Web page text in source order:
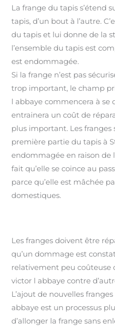
La frange du tapis s’étend
tapis, d’un bout à l’autre.
du tapis et lui donne de la
l’ensemble du tapis est
est endommagée.
Si la frange n’est pas
trop important, le champ
l abbaye commencera à se
entrainera un coût de
plus important. Les
première partie du tapis à
endommagée en raison de
fait qu’elle se coince au
parce qu’elle est mâchée
domestiques.
Les franges doivent être
qu’un dommage est
relativement peu coûteuse
victor l abbaye contre
L’ajout de nouvelles
abbaye est un processus
d’allonger la frange sans